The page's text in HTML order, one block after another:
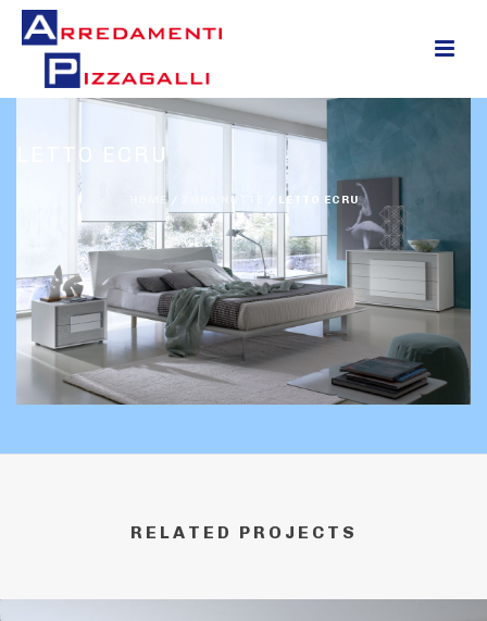
LETTO ECRU
HOME/ ZONA NOTTE LETTO ECRU
RELATED PROJECTS